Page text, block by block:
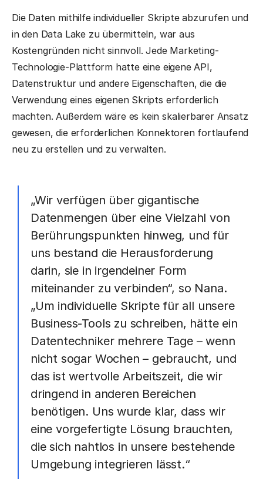
Die Daten mithilfe individueller Skripte abzurufen und
in den Data Lake zu übermitteln, war aus
Kostengründen nicht sinnvoll. Jede Marketing-
Technologie-Plattform hatte eine eigene API,
Datenstruktur und andere Eigenschaften, die die
Verwendung eines eigenen Skripts erforderlich
machten. Außerdem wäre es kein skalierbarer Ansatz
gewesen, die erforderlichen Konnektoren fortlaufend
neu zu erstellen und zu verwalten.
„Wir verfügen über gigantische
Datenmengen über eine Vielzahl von
Berührungspunkten hinweg, und für
uns bestand die Herausforderung
darin, sie in irgendeiner Form
miteinander zu verbinden“, so Nana.
„Um individuelle Skripte für all unsere
Business-Tools zu schreiben, hätte ein
Datentechniker mehrere Tage – wenn
nicht sogar Wochen – gebraucht, und
das ist wertvolle Arbeitszeit, die wir
dringend in anderen Bereichen
benötigen. Uns wurde klar, dass wir
eine vorgefertigte Lösung brauchten,
die sich nahtlos in unsere bestehende
Umgebung integrieren lässt.“